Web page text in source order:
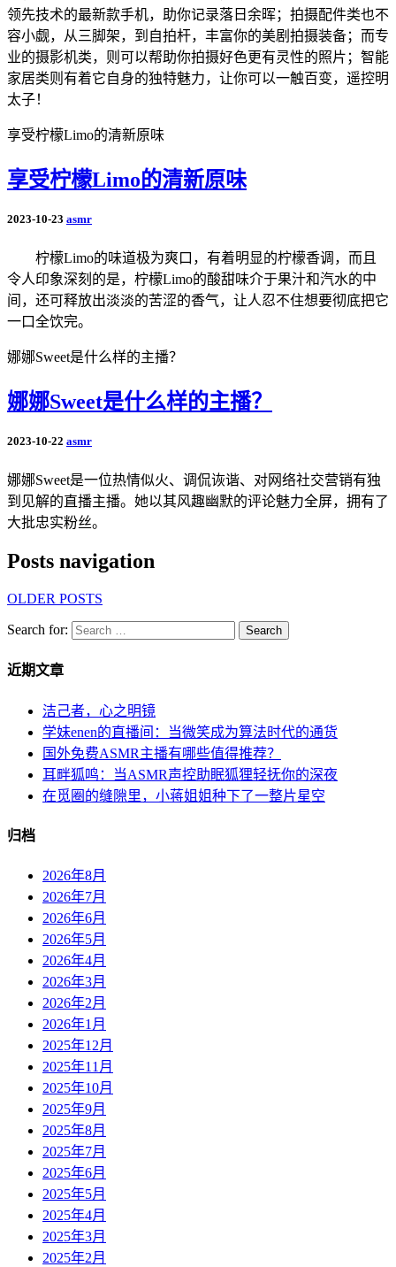
领先技术的最新款手机，助你记录落日余晖；拍摄配件类也不
容小觑，从三脚架，到自拍杆，丰富你的美剧拍摄装备；而专
业的摄影机类，则可以帮助你拍摄好色更有灵性的照片；智能
家居类则有着它自身的独特魅力，让你可以一触百变，遥控明
太子！
享受柠檬Limo的清新原味
享受柠檬Limo的清新原味
2023-10-23 asmr
柠檬Limo的味道极为爽口，有着明显的柠檬香调，而且
令人印象深刻的是，柠檬Limo的酸甜味介于果汁和汽水的中
间，还可释放出淡淡的苦涩的香气，让人忍不住想要彻底把它
一口全饮完。
娜娜Sweet是什么样的主播？
娜娜Sweet是什么样的主播？
2023-10-22 asmr
娜娜Sweet是一位热情似火、调侃诙谐、对网络社交营销有独
到见解的直播主播。她以其风趣幽默的评论魅力全屏，拥有了
大批忠实粉丝。
Posts navigation
OLDER POSTS
Search for: Search
近期文章
洁己者，心之明镜
学妹enen的直播间：当微笑成为算法时代的通货
国外免费ASMR主播有哪些值得推荐？
耳畔狐鸣：当ASMR声控助眠狐狸轻抚你的深夜
在觅圈的缝隙里，小蒋姐姐种下了一整片星空
归档
2026年8月
2026年7月
2026年6月
2026年5月
2026年4月
2026年3月
2026年2月
2026年1月
2025年12月
2025年11月
2025年10月
2025年9月
2025年8月
2025年7月
2025年6月
2025年5月
2025年4月
2025年3月
2025年2月